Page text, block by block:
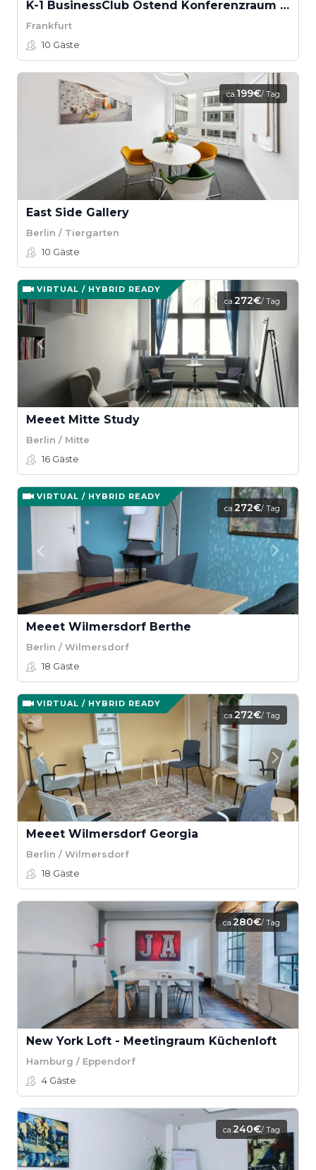
K-1 BusinessClub Ostend Konferenzraum "westside"
Frankfurt
10 Gäste
ca.199€/ Tag
East Side Gallery
Berlin / Tiergarten
10 Gäste
VIRTUAL / HYBRID READY
ca.272€/ Tag
Meeet Mitte Study
Berlin / Mitte
16 Gäste
VIRTUAL / HYBRID READY
ca.272€/ Tag
Meeet Wilmersdorf Berthe
Berlin / Wilmersdorf
18 Gäste
VIRTUAL / HYBRID READY
ca.272€/ Tag
Meeet Wilmersdorf Georgia
Berlin / Wilmersdorf
18 Gäste
ca.280€/ Tag
New York Loft - Meetingraum Küchenloft
Hamburg / Eppendorf
4 Gäste
ca.240€/ Tag